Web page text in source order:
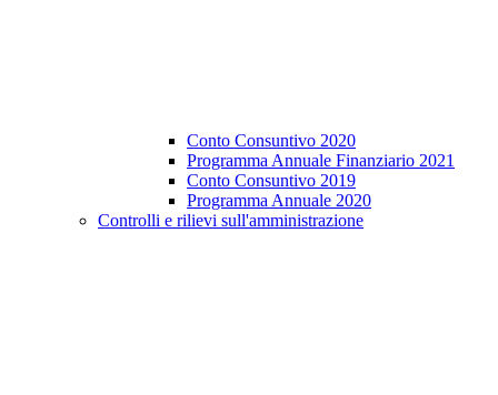
Conto Consuntivo 2020
Programma Annuale Finanziario 2021
Conto Consuntivo 2019
Programma Annuale 2020
Controlli e rilievi sull'amministrazione